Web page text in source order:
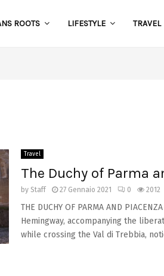
ROOTS LIFESTYLE TRAVEL
Travel
The Duchy of Parma
by Staff 27 Gennaio 2021 0 2012
THE DUCHY OF PARMA AND
Hemingway, accompanying the
while crossing the Val di Trebbia,